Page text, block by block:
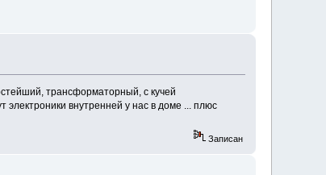
трансформаторный, с кучей
электроники внутренней у нас в доме ... плюс
Записан